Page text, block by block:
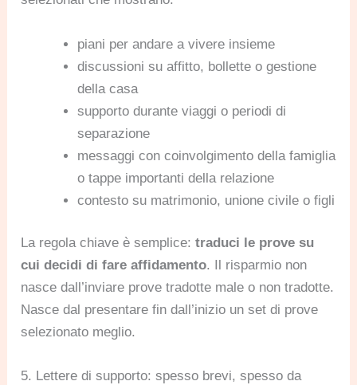
piani per andare a vivere insieme
discussioni su affitto, bollette o gestione
della casa
supporto durante viaggi o periodi di
separazione
messaggi con coinvolgimento della famiglia
o tappe importanti della relazione
contesto su matrimonio, unione civile o figli
La regola chiave è semplice:traduci le prove su
cui decidi di fare affidamento. Il risparmio non
nasce dall’inviare prove tradotte male o non tradotte.
Nasce dal presentare fin dall’inizio un set di prove
selezionato meglio.
5. Lettere di supporto: spesso brevi, spesso da